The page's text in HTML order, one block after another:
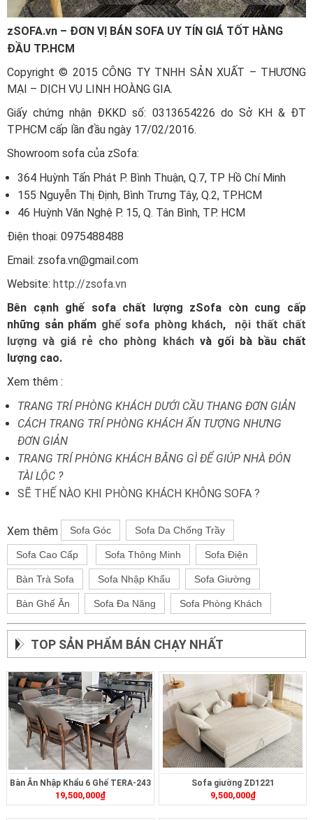
zSOFA.vn – ĐƠN VỊ BÁN SOFA UY TÍN GIÁ TỐT HÀNG
ĐẦU TP.HCM
Copyright © 2015 CÔNG TY TNHH SẢN XUẤT – THƯƠNG
MẠI – DỊCH VỤ LINH HOÀNG GIA.
Giấy chứng nhận ĐKKD số: 0313654226 do Sở KH & ĐT
TPHCM cấp lần đầu ngày 17/02/2016.
Showroom sofa của zSofa:
364 Huỳnh Tấn Phát P. Bình Thuận, Q.7, TP Hồ Chí Minh
155 Nguyễn Thị Định, Bình Trưng Tây, Q.2, TP.HCM
46 Huỳnh Văn Nghệ P. 15, Q. Tân Bình, TP. HCM
Điện thoại: 0975488488
Email: zsofa.vn@gmail.com
Website: http://zsofa.vn
Bên cạnh ghế sofa chất lượng zSofa còn cung cấp
những sản phẩm ghế sofa phòng khách, nội thất chất
lượng và giá rẻ cho phòng kháchvà gối bà bầu chất
lượng cao.
Xem thêm :
TRANG TRÍ PHÒNG KHÁCH DƯỚI CẦU THANG ĐƠN GIẢN
CÁCH TRANG TRÍ PHÒNG KHÁCH ẤN TƯỢNG NHƯNG
ĐƠN GIẢN
TRANG TRÍ PHÒNG KHÁCH BẰNG GÌ ĐỂ GIÚP NHÀ ĐÓN
TÀI LỘC ?
SẼ THẾ NÀO KHI PHÒNG KHÁCH KHÔNG SOFA ?
Xem thêm Sofa Góc Sofa Da Chống Trầy
Sofa Cao Cấp Sofa Thông Minh Sofa Điện
Bàn Trà Sofa Sofa Nhập Khẩu Sofa Giường
Bàn Ghế Ăn Sofa Đa Năng Sofa Phòng Khách
TOP SẢN PHẨM BÁN CHẠY NHẤT
Bàn Ăn Nhập Khẩu 6 Ghế TERA-243
19,500,000₫
Sofa giường ZD1221
9,500,000₫